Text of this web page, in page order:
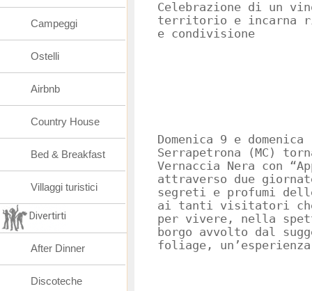
Celebrazione di un
territorio e incarna
e condivisione
Domenica 9 e domenica
Serrapetrona (MC)
Vernaccia Nera con
attraverso due
segreti e profumi
ai tanti visitatori che
per vivere, nella
borgo avvolto dal
foliage,
Campeggi
Ostelli
Airbnb
Country House
Bed & Breakfast
Villaggi turistici
Divertirti
After Dinner
Discoteche